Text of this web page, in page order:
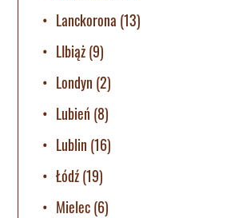
Lanckorona (13)
LIbiąż(9)
Londyn (2)
Lubień (8)
Lublin (16)
Łódź(19)
Mielec(6)